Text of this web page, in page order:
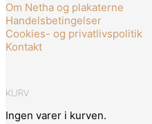
Om Netha og plakaterne
Handelsbetingelser
Cookies- og privatlivspolitik
Kontakt
KURV
Ingen varer i kurven.